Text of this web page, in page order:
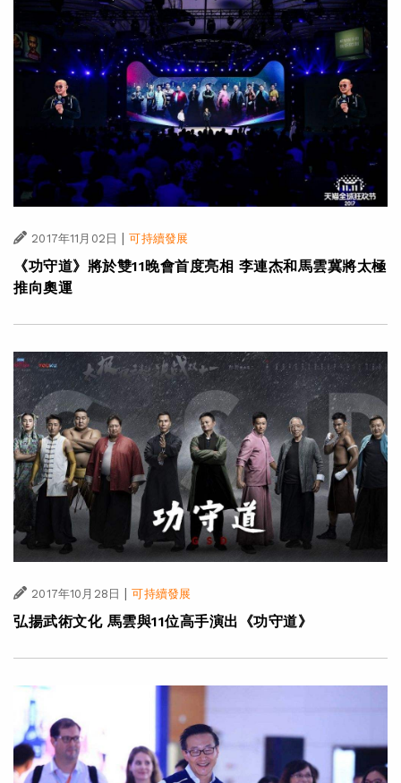
2017年11月02日 | 可持續發展
《功守道》將於雙11晚會首度亮相 李連杰和馬雲冀將太極
推向奧運
2017年10月28日 可持續發展
弘揚武術文化 馬雲與11位高手演出《功守道》